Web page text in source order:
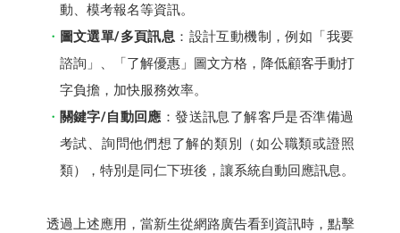
動、模考報名等資訊。
圖文選單/多頁訊息 ：設計互動機制，例如「我要
諮詢」、「了解優惠」圖文方格，降低顧客手動打
字負擔，加快服務效率。
關鍵字/自動回應 ：發送訊息了解客戶是否準備過
考試、詢問他們想了解的類別（如公職類或證照
類），特別是同仁下班後，讓系統自動回應訊息。
透過上述應用，當新生從網路廣告看到資訊時，點擊